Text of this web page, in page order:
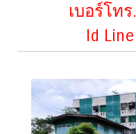
เบอร์โท
Id